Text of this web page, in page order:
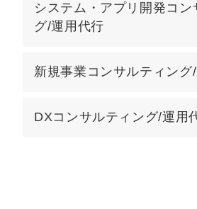
システム・アプリ開発コン
グ/運用代行
新規事業コンサルティング
DXコンサルティング/運用